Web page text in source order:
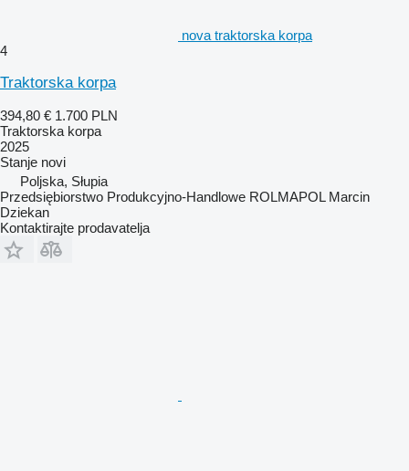
nova traktorska korpa
4
Traktorska korpa
394,80 € 1.700 PLN
Traktorska korpa
2025
Stanje novi
Poljska, Słupia
Przedsiębiorstwo Produkcyjno-Handlowe ROLMAPOL Marcin
Dziekan
Kontaktirajte prodavatelja